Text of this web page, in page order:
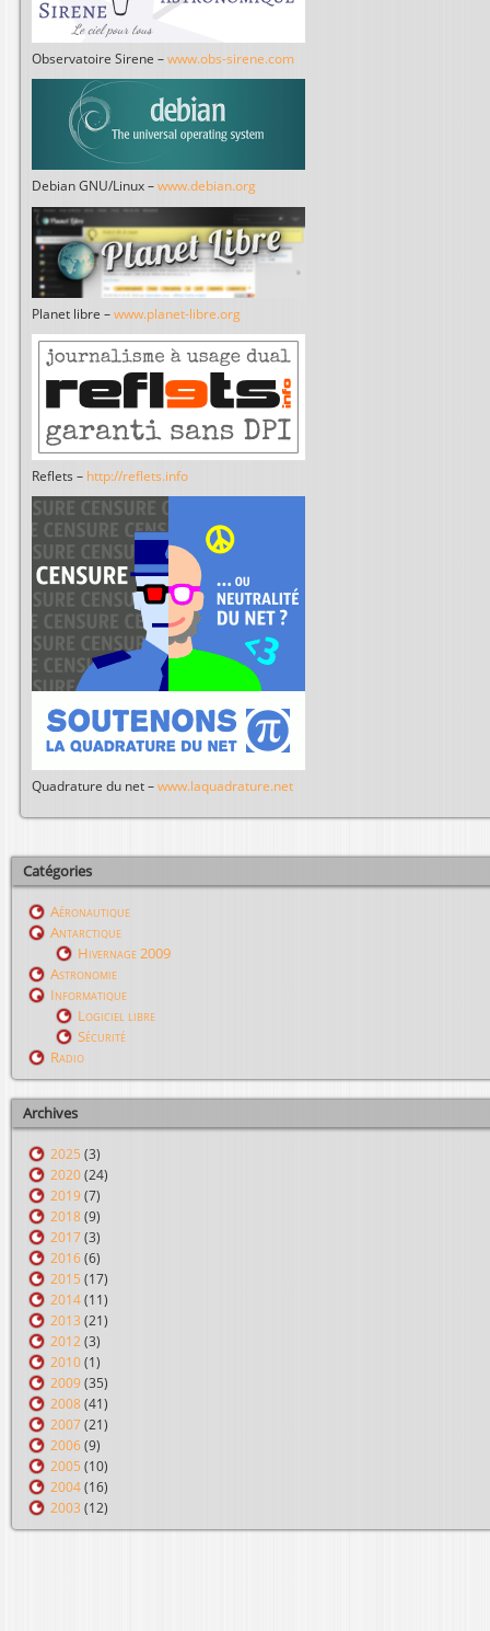
Observatoire Sirene – www.obs-sirene.com
Debian GNU/Linux – www.debian.org
Planet libre – www.planet-libre.org
Reflets – http://reflets.info
Quadrature du net – www.laquadrature.net
Catégories
Aéronautique
Antarctique
Hivernage 2009
Astronomie
Informatique
Logiciel libre
Sécurité
Radio
Archives
2025 (3)
2020 (24)
2019 (7)
2018 (9)
2017 (3)
2016 (6)
2015 (17)
2014 (11)
2013 (21)
2012 (3)
2010 (1)
2009 (35)
2008 (41)
2007 (21)
2006 (9)
2005 (10)
2004 (16)
2003 (12)